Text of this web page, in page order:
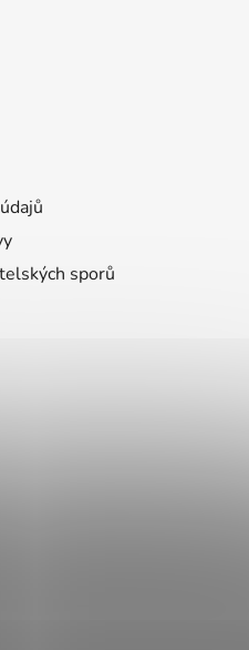
sporů